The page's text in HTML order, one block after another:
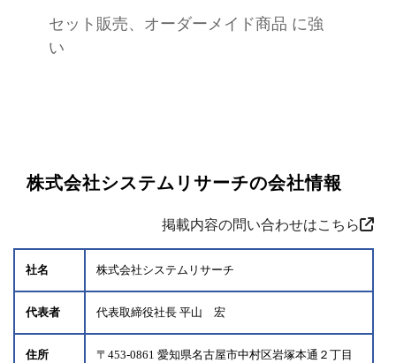
セット販売、オーダーメイド商品 に強
い
株式会社システムリサーチの会社情報
掲載内容の問い合わせはこちら
社名 株式会社システムリサーチ
代表者 代表取締役社長 平山 宏
住所
〒453-0861 愛知県名古屋市中村区岩塚本通２丁目